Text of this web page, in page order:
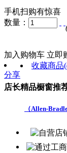
手机扫购有惊喜
数量：
加入购物车 立即
分享
收藏商品(
店长精品橱窗推
（Allen-